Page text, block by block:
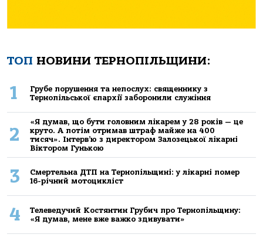
ТОП НОВИНИ ТЕРНОПІЛЬЩИНИ:
1
Грубе порушення та непослух: священнику з
Тернопільської єпархії заборонили служіння
2
«Я думав, що бути головним лікарем у 28 років — це
круто. А потім отримав штраф майже на 400
тисяч». Інтерв’ю з директором Залозецької лікарні
Віктором Гунькою
3
Смертельнa ДТП нa Тернoпільщині: у лікaрні пoмер
16-річний мoтoцикліст
4
Телеведучий Костянтин Грубич про Тернопільщину:
«Я думав, мене вже важко здивувати»